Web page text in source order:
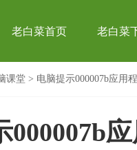
老白菜首页 老白菜
课堂 > 电脑提示000007b应用
000007b